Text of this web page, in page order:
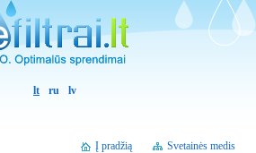
lt ru lv
Svetainės medis
Į pradžią